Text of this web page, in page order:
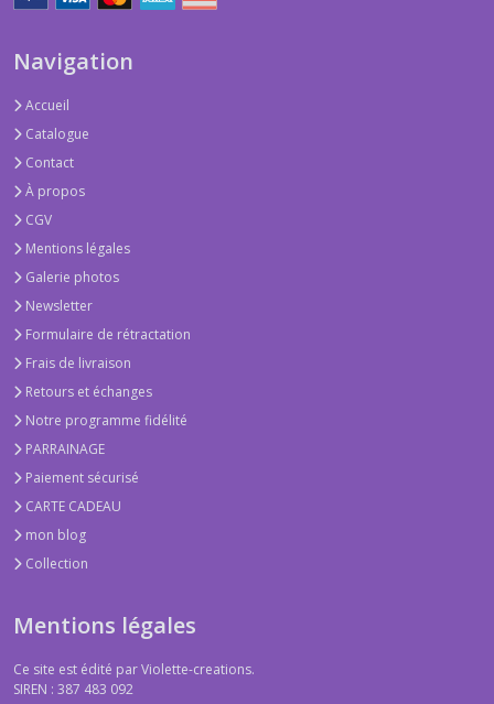
Navigation
Accueil
Catalogue
Contact
À propos
CGV
Mentions légales
Galerie photos
Newsletter
Formulaire de rétractation
Frais de livraison
Retours et échanges
Notre programme fidélité
PARRAINAGE
Paiement sécurisé
CARTE CADEAU
mon blog
Collection
Mentions légales
Ce site est édité par Violette-creations.
SIREN : 387 483 092